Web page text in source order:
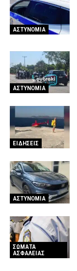
ΑΣΤΥΝΟΜΙΑ
ΑΣΤΥΝΟΜΙΑ
ΕΙΔΗΣΕΙΣ
ΑΣΤΥΝΟΜΙΑ
ΣΩΜΑΤΑ
ΑΣΦΑΛΕΙΑΣ